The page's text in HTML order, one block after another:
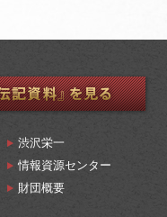
渋沢栄一
情報資源センター
財団概要